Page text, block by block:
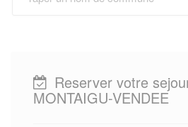
Reserver votre
MONTAIGU-VENDEE